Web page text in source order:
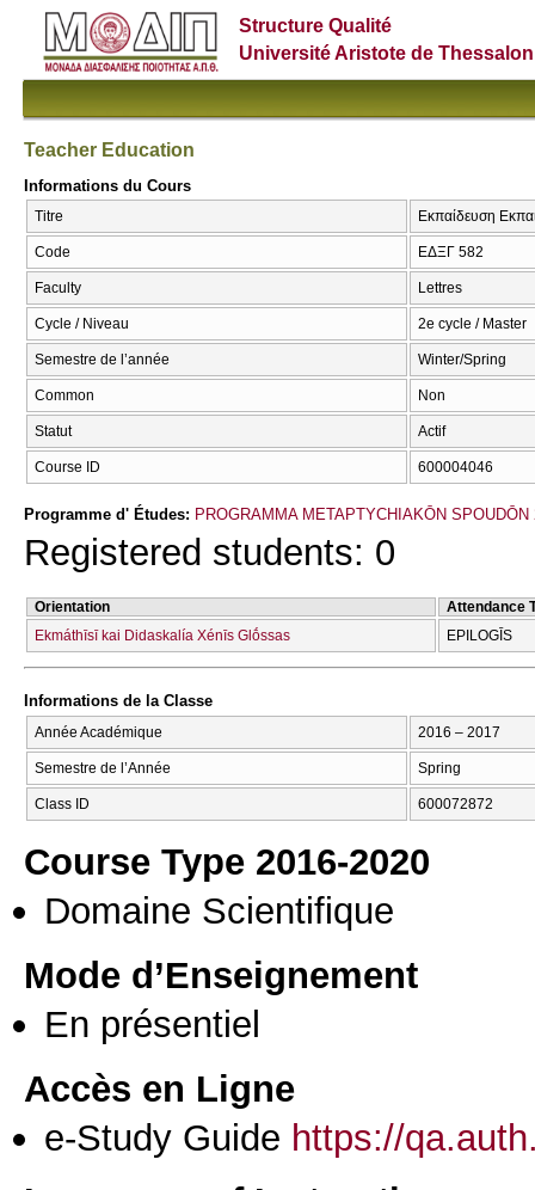
Structure Qualité
Université Aristote de
Teacher Education
Informations du Cours
Titre Εκπαίδευση
Code ΕΔΞΓ 582
Faculty Lettres
Cycle / Niveau 2e cycle / Master
Semestre de l’année Winter/Spring
Common Non
Statut Actif
Course ID 600004046
Programme d' Études: PROGRAMMA METAPTYCΗIAKŌN SPOUDŌN
Registered students: 0
Orientation
Attendance
Ekmáthīsī kai Didaskalía Xénīs Glṓssas
EPILOGĪS
Informations de la Classe
Année Académique 2016 – 2017
Semestre de l’Année Spring
Class ID 600072872
Course Type 2016-2020
Domaine Scientifique
Mode d’Enseignement
En présentiel
Accès en Ligne
e-Study Guide https://